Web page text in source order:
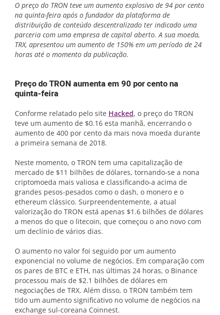
O preço do TRON teve um aumento explosivo de 94 por cento
na quinta-feira após o fundador da plataforma de
distribuição de conteúdo descentralizado ter indicado uma
parceria com uma empresa de capital aberto. A sua moeda,
TRX, apresentou um aumento de 150% em um período de 24
horas até o momento da publicação.
Preço do TRON aumenta em 90 por cento na
quinta-feira
Conforme relatado pelo site Hacked, o preço do TRON
teve um aumento de $0.16 esta manhã, encerrando o
aumento de 400 por cento da mais nova moeda durante
a primeira semana de 2018.
Neste momento, o TRON tem uma capitalização de
mercado de $11 bilhões de dólares, tornando-se a nona
criptomoeda mais valiosa e classificando-a acima de
grandes pesos-pesados como o dash, o monero e o
ethereum clássico. Surpreendentemente, a atual
valorização do TRON está apenas $1.6 bilhões de dólares
a menos do que o litecoin, que começou o ano novo com
um declínio de vários dias.
O aumento no valor foi seguido por um aumento
exponencial no volume de negócios. Em comparação com
os pares de BTC e ETH, nas últimas 24 horas, o Binance
processou mais de $2.1 bilhões de dólares em
negociações de TRX. Além disso, o TRON também tem
tido um aumento significativo no volume de negócios na
exchange sul-coreana Coinnest.